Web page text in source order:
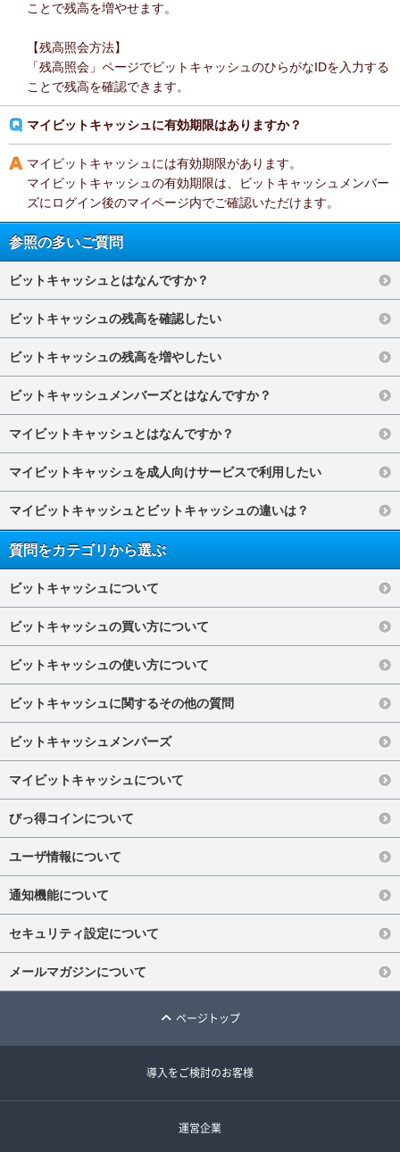
ことで残高を増やせます。
【残高照会方法】
「残高照会」ページでビットキャッシュのひらがなIDを入力する
ことで残高を確認できます。
マイビットキャッシュに有効期限はありますか？
マイビットキャッシュには有効期限があります。
マイビットキャッシュの有効期限は、ビットキャッシュメンバー
ズにログイン後のマイページ内でご確認いただけます。
参照の多いご質問
ビットキャッシュとはなんですか？
ビットキャッシュの残高を確認したい
ビットキャッシュの残高を増やしたい
ビットキャッシュメンバーズとはなんですか？
マイビットキャッシュとはなんですか？
マイビットキャッシュを成人向けサービスで利用したい
マイビットキャッシュとビットキャッシュの違いは？
質問をカテゴリから選ぶ
ビットキャッシュについて
ビットキャッシュの買い方について
ビットキャッシュの使い方について
ビットキャッシュに関するその他の質問
ビットキャッシュメンバーズ
マイビットキャッシュについて
びっ得コインについて
ユーザ情報について
通知機能について
セキュリティ設定について
メールマガジンについて
ページトップ
導入をご検討のお客様
運営企業